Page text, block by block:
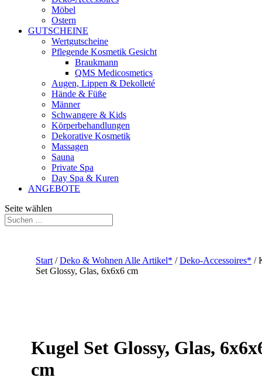
Möbel
Ostern
GUTSCHEINE
Wertgutscheine
Pflegende Kosmetik Gesicht
Braukmann
QMS Medicosmetics
Augen, Lippen & Dekolleté
Hände & Füße
Männer
Schwangere & Kids
Körperbehandlungen
Dekorative Kosmetik
Massagen
Sauna
Private Spa
Day Spa & Kuren
ANGEBOTE
Seite wählen
Start /Deko & Wohnen Alle Artikel* /Deko-Accessoires* /
Set Glossy, Glas, 6x6x6 cm
Kugel Set Glossy, Glas,
cm